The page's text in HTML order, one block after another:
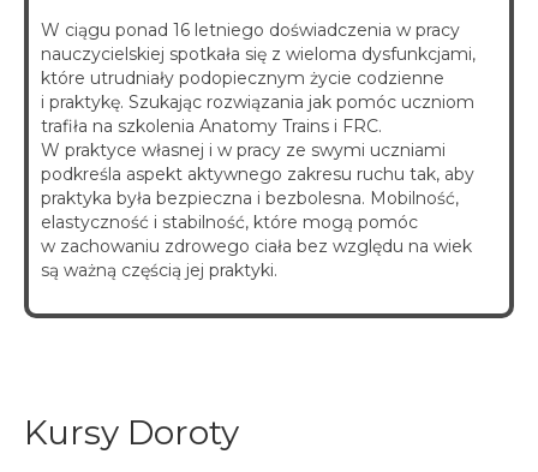
W ciągu ponad 16 letniego doświadczenia w pracy
nauczycielskiej spotkała się z wieloma dysfunkcjami,
które utrudniały podopiecznym życie codzienne
i praktykę. Szukając rozwiązania jak pomóc uczniom
trafiła na szkolenia Anatomy Trains i FRC.
W praktyce własnej i w pracy ze swymi uczniami
podkreśla aspekt aktywnego zakresu ruchu tak, aby
praktyka była bezpieczna i bezbolesna. Mobilność,
elastyczność i stabilność, które mogą pomóc
w zachowaniu zdrowego ciała bez względu na wiek
są ważną częścią jej praktyki.
Kursy Doroty